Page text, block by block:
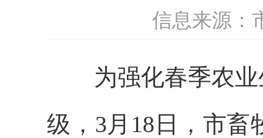
信息来源：
为强化春季农业
级，3月18日，市畜